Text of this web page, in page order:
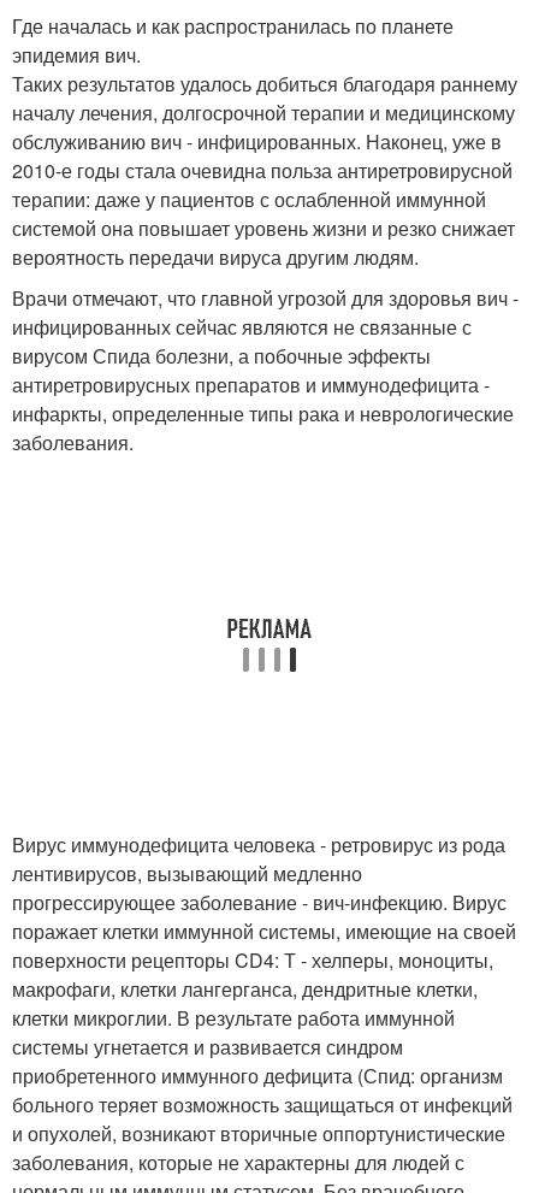
Где началась и как распространилась по планете
эпидемия вич.
Таких результатов удалось добиться благодаря раннему
началу лечения, долгосрочной терапии и медицинскому
обслуживанию вич - инфицированных. Наконец, уже в
2010-е годы стала очевидна польза антиретровирусной
терапии: даже у пациентов с ослабленной иммунной
системой она повышает уровень жизни и резко снижает
вероятность передачи вируса другим людям.
Врачи отмечают, что главной угрозой для здоровья вич -
инфицированных сейчас являются не связанные с
вирусом Спида болезни, а побочные эффекты
антиретровирусных препаратов и иммунодефицита -
инфаркты, определенные типы рака и неврологические
заболевания.
Вирус иммунодефицита человека - ретровирус из рода
лентивирусов, вызывающий медленно
прогрессирующее заболевание - вич-инфекцию. Вирус
поражает клетки иммунной системы, имеющие на своей
поверхности рецепторы CD4: Т - хелперы, моноциты,
макрофаги, клетки лангерганса, дендритные клетки,
клетки микроглии. В результате работа иммунной
системы угнетается и развивается синдром
приобретенного иммунного дефицита (Спид: организм
больного теряет возможность защищаться от инфекций
и опухолей, возникают вторичные оппортунистические
заболевания, которые не характерны для людей с